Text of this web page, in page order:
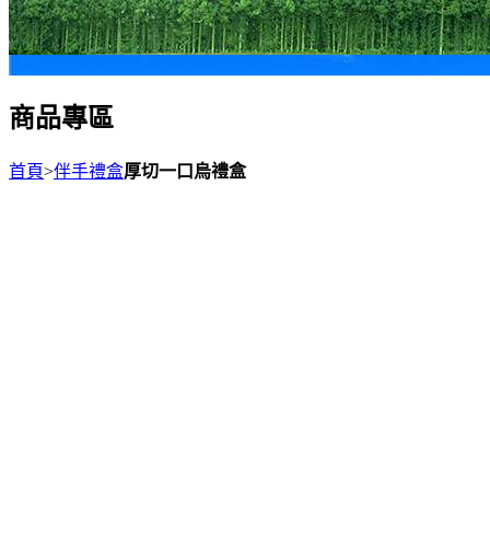
商品專區
首頁>伴手禮盒厚切一口烏禮盒